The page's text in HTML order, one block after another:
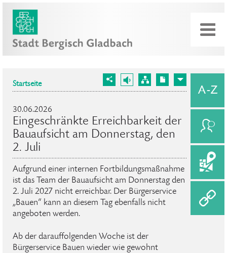
Startseite
30.06.2026
Eingeschränkte Erreichbarkeit der
Bauaufsicht am Donnerstag, den
2. Juli
Aufgrund einer internen Fortbildungsmaßnahme
ist das Team der Bauaufsicht am Donnerstag den
2. Juli 2027 nicht erreichbar. Der Bürgerservice
„Bauen“ kann an diesem Tag ebenfalls nicht
angeboten werden.
Ab der darauffolgenden Woche ist der
Bürgerservice Bauen wieder wie gewohnt